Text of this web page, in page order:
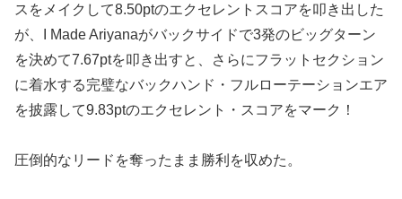
スをメイクして8.50ptのエクセレントスコアを叩き出した
が、I Made Ariyanaがバックサイドで3発のビッグターン
を決めて7.67ptを叩き出すと、さらにフラットセクション
に着水する完璧なバックハンド・フルローテーションエア
を披露して9.83ptのエクセレント・スコアをマーク！
圧倒的なリードを奪ったまま勝利を収めた。